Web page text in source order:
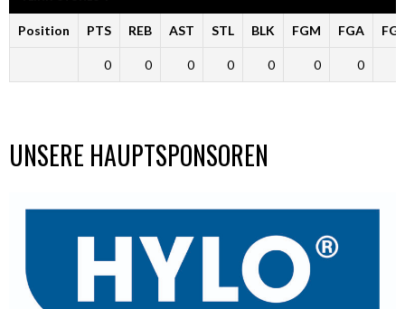
Position PTS REB AST STL BLK FGM FGA
0 0 0 0 0 0 0
UNSERE HAUPTSPONSOREN